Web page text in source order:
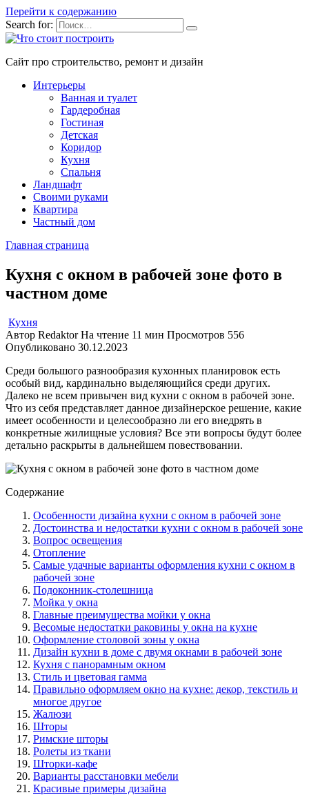
Перейти к содержанию
Search for:
Сайт про строительство, ремонт и дизайн
Интерьеры
Ванная и туалет
Гардеробная
Гостиная
Детская
Коридор
Кухня
Спальня
Ландшафт
Своими руками
Квартира
Частный дом
Главная страница
Кухня с окном в рабочей зоне фото в
частном доме
Кухня
Автор Redaktor На чтение 11 мин Просмотров 556
Опубликовано 30.12.2023
Среди большого разнообразия кухонных планировок есть
особый вид, кардинально выделяющийся среди других.
Далеко не всем привычен вид кухни с окном в рабочей зоне.
Что из себя представляет данное дизайнерское решение, какие
имеет особенности и целесообразно ли его внедрять в
конкретные жилищные условия? Все эти вопросы будут более
детально раскрыты в дальнейшем повествовании.
Содержание
Особенности дизайна кухни с окном в рабочей зоне
Достоинства и недостатки кухни с окном в рабочей зоне
Вопрос освещения
Отопление
Самые удачные варианты оформления кухни с окном в
рабочей зоне
Подоконник-столешница
Мойка у окна
Главные преимущества мойки у окна
Весомые недостатки раковины у окна на кухне
Оформление столовой зоны у окна
Дизайн кухни в доме с двумя окнами в рабочей зоне
Кухня с панорамным окном
Стиль и цветовая гамма
Правильно оформляем окно на кухне: декор, текстиль и
многое другое
Жалюзи
Шторы
Римские шторы
Ролеты из ткани
Шторки-кафе
Варианты расстановки мебели
Красивые примеры дизайна